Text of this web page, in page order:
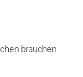
brauchen